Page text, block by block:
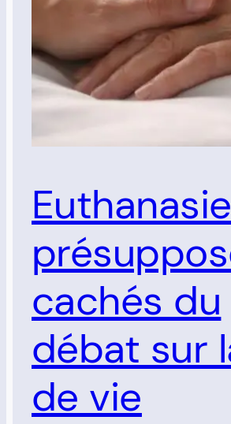
cachés du
débat sur
de vie